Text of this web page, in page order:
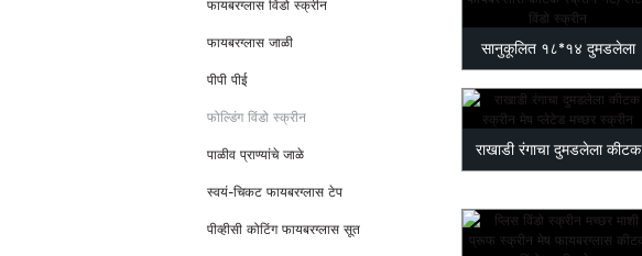
फायबरग्लास विंडो स्क्रीन
फायबरग्लास जाळी
पीपी पीई
फोल्डिंग विंडो स्क्रीन
पाळीव प्राण्यांचे जाळे
स्वयं-चिकट फायबरग्लास टेप
पीव्हीसी कोटिंग फायबरग्लास सूत
सानुकूलित १८*१४ दुमडलेला
फायबरग्लास कीटक स्क्र...
राखाडी रंगाचा दुमडलेला कीटक